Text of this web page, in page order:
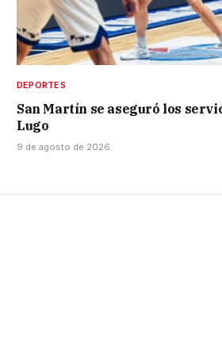
DEPORTES
San Martín se aseguró los
Lugo
9 de agosto de 2026